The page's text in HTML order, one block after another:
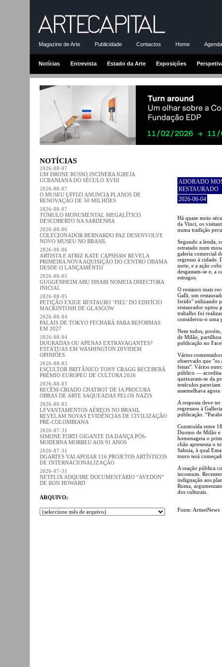
Magazine de Arte Publicidade Contactos Home
Notícias Entrevista Estado da Arte Exposições
NOTÍCIAS
2026-08-07
UM DRONE RUSSO INCINERA IGREJA
UCRANIANA DO SÉCULO XVIII
2026-08-07
O MUSEU UFFIZI ANUNCIA PLANOS DE
RENOVAÇÃO DE 50 MILHÕES
2026-08-07
TÚMULO MONUMENTAL MEGALÍTICO
DESCOBERTO NA SARDENHA
2026-08-06
COLECIONADOR BERNARDO PAZ DESENVOLVE
NOVO MUSEU NO BRASIL
2026-08-06
ARTISTA E ATRIZ KATE CAPSHAW REVELA
PRIMEIRA NOVA AQUISIÇÃO DO CENTRO OBAMA
DESDE O LANÇAMENTO
2026-08-05
GUGGENHEIM ABU DHABI NOMEIA DIRECTORA
INICIAL
2026-08-05
PETIÇÃO EXIGE RESTAURO ‘FIEL’ DO EDIFÍCIO
MACKINTOSH DE GLASGOW
2026-08-04
PALAIS DE TOKYO FECHARÁ PARA REFORMAS
EM 2027
2026-08-04
DOURADAS OU APENAS EXTRAVAGANTES?
ESTÁTUAS EM WASHINGTON DIVIDEM
OPINIÕES
2026-08-03
ESCULTOR BRITÂNICO TONY CRAGG RECEBERÁ
PRÉMIO EUROPEU DE CULTURA 2026
2026-08-03
RECÉM-CRIADO CHATBOT DE IA PROCURA
OBRAS DE ARTE SAQUEADAS PELOS NAZIS
2026-08-03
LEVANTAMENTOS AÉREOS NO BRASIL
REVELAM NOVAS EVIDÊNCIAS DE CIVILIZAÇÃO
PRÉ-COLOMBIANA
2026-07-31
SIMONE FORTI GIGANTE DA DANÇA PÓS-
MODERNA MORREU AOS 91 ANOS
2026-07-31
DGARTES VAI APOIAR 116 PROJETOS ARTÍSTICOS
DE INTERNACIONALIZAÇÃO
2026-07-31
NETFLIX ADQUIRE DOCUMENTÁRIO “AVEDON”
DE RON HOWARD
ARQUIVO:
ADORADO
RESTAURADO
2026-06-04
Há quase meio
da Vinci, os
numa tradição
Segundo a lenda,
retratado num
galeria comercial
regresso à cidade.
sorte, e a ação
desgastam-se e, a
estragos.
O restauro mais
Galli, um
ferido" utilizando
restaurador optou
trabalho foi
considerou-o uma
Nem todos,
de Milão, partilhou
publicação no
Vários
observado que "os
feitas". Vários
público — acredita-
queixaram-se da
testículos
assemelhava
A resposta deve
regressou à
publicação.
Construída entre
Duomo de Milão e
homenageia o
chão apresenta o
Saboia, à qual
touro terá
A reação pública
incomum.
indignação aos
Roma,
dos culturais.
Fonte: ArtnetNews